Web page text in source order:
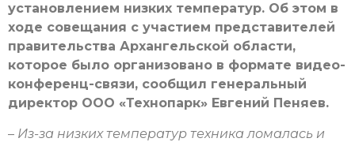
установлением низких температур. Об этом в
ходе совещания с участием представителей
правительства Архангельской области,
которое было организовано в формате видео-
конференц-связи, сообщил генеральный
директор ООО «Технопарк» Евгений Пеняев.
– Из-за низких температур техника ломалась и